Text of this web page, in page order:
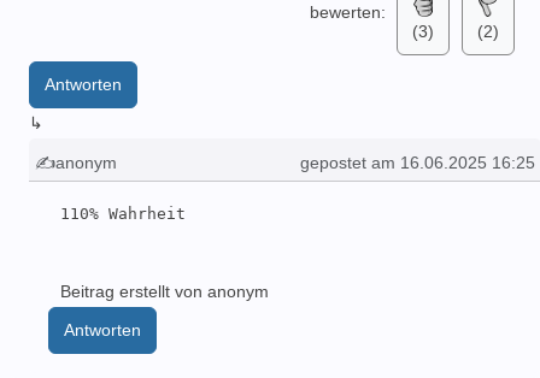
bewerten:
(3)
(2)
Antworten
↳
✍anonym gepostet am 16.06.2025 16:25
110% Wahrheit
Beitrag erstellt von anonym
Antworten